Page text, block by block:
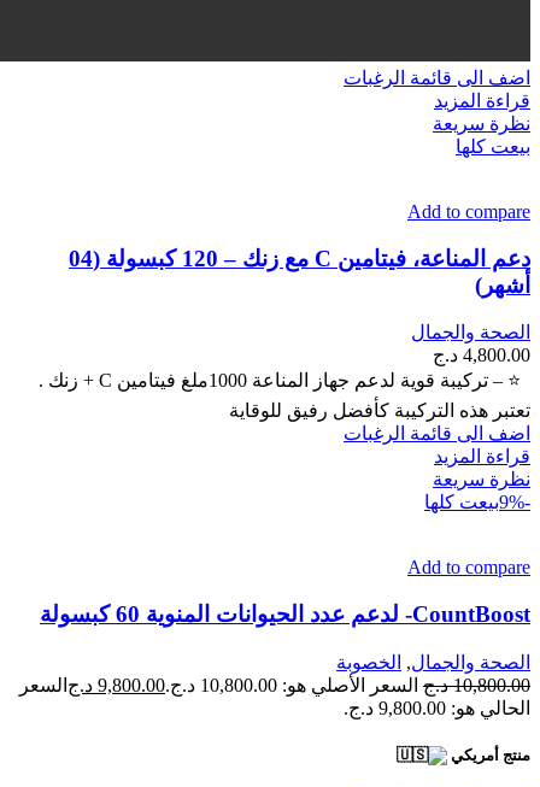
اضف الى قائمة الرغبات
قراءة المزيد
نظرة سريعة
بيعت كلها
Add to compare
دعم المناعة، فيتامين C مع زنك – 120 كبسولة (04
أشهر)
الصحة والجمال
4,800.00 د.ج
⭐ – تركيبة قوية لدعم جهاز المناعة 1000ملغ فيتامين C + زنك .
تعتبر هذه التركيبة كأفضل رفيق للوقاية
اضف الى قائمة الرغبات
قراءة المزيد
نظرة سريعة
-9%
بيعت كلها
Add to compare
CountBoost- لدعم عدد الحيوانات المنوية 60 كبسولة
الصحة والجمال, الخصوبة
10,800.00 د.ج السعر الأصلي هو: 10,800.00 د.ج. 9,800.00 د.ج السعر
الحالي هو: 9,800.00 د.ج.
منتج أمريكي